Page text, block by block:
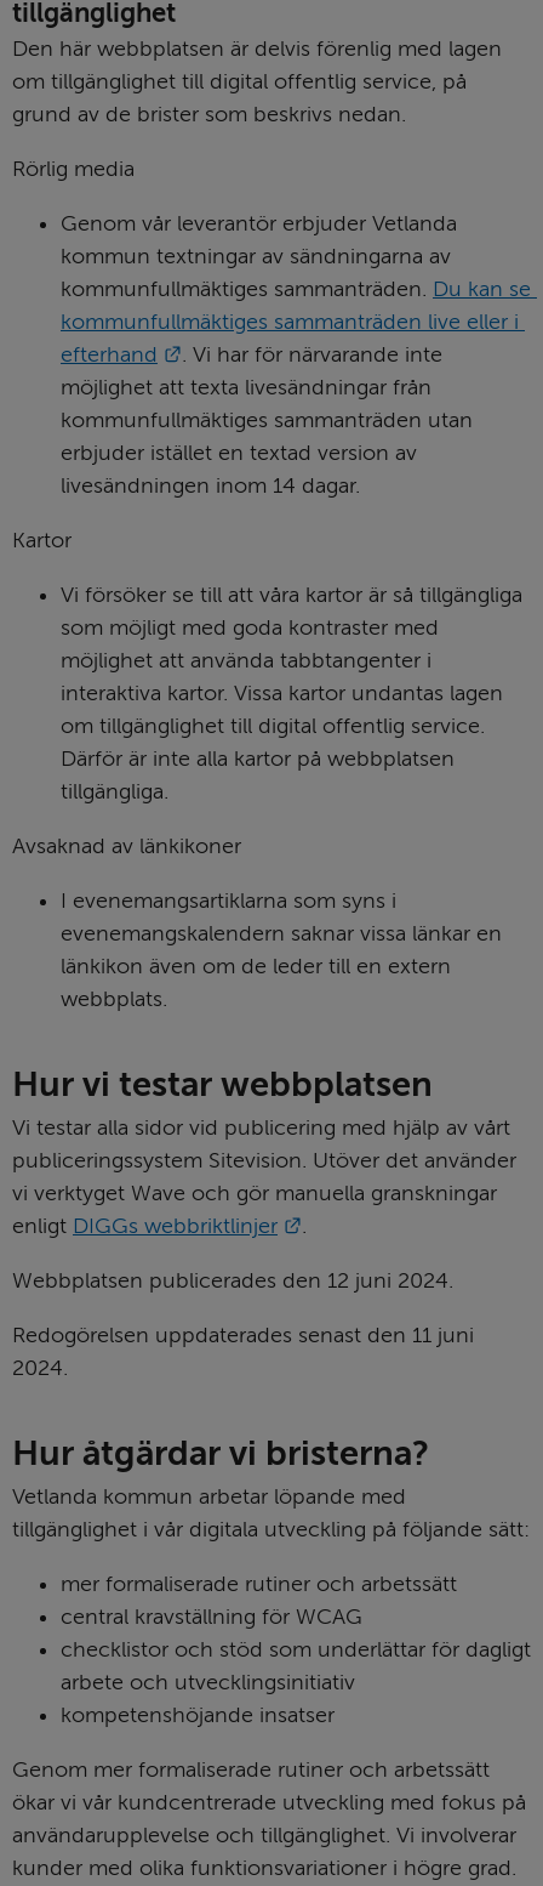
tillgänglighet
Den här webbplatsen är delvis förenlig med lagen
om tillgänglighet till digital offentlig service, på
grund av de brister som beskrivs nedan.
Rörlig media
Genom vår leverantör erbjuder Vetlanda
kommun textningar av sändningarna av
kommunfullmäktiges sammanträden. Du kan se
kommunfullmäktiges sammanträden live eller i
efterhand
Länk till annan webbplats.
. Vi har för närvarande inte
möjlighet att texta livesändningar från
kommunfullmäktiges sammanträden utan
erbjuder istället en textad version av
livesändningen inom 14 dagar.
Kartor
Vi försöker se till att våra kartor är så tillgängliga
som möjligt med goda kontraster med
möjlighet att använda tabbtangenter i
interaktiva kartor. Vissa kartor undantas lagen
om tillgänglighet till digital offentlig service.
Därför är inte alla kartor på webbplatsen
tillgängliga.
Avsaknad av länkikoner
I evenemangsartiklarna som syns i
evenemangskalendern saknar vissa länkar en
länkikon även om de leder till en extern
webbplats.
Hur vi testar webbplatsen
Vi testar alla sidor vid publicering med hjälp av vårt
publiceringssystem Sitevision. Utöver det använder
vi verktyget Wave och gör manuella granskningar
enligt DIGGs webbriktlinjer
Webbplatsen publicerades den 12 juni 2024.
Redogörelsen uppdaterades senast den 11 juni
2024.
Hur åtgärdar vi bristerna?
Vetlanda kommun arbetar löpande med
tillgänglighet i vår digitala utveckling på följande sätt:
mer formaliserade rutiner och arbetssätt
central kravställning för WCAG
checklistor och stöd som underlättar för dagligt
arbete och utvecklingsinitiativ
kompetenshöjande insatser
Genom mer formaliserade rutiner och arbetssätt
ökar vi vår kundcentrerade utveckling med fokus på
användarupplevelse och tillgänglighet. Vi involverar
kunder med olika funktionsvariationer i högre grad.